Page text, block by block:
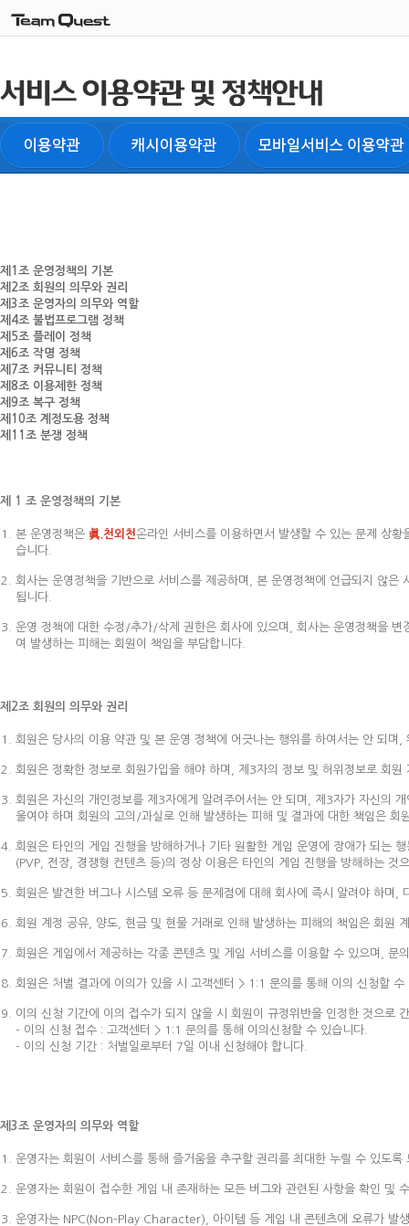
제1조 운영정책의 기본
제2조 회원의 의무와 권리
제3조 운영자의 의무와 역할
제4조 불법프로그램 정책
제5조 플레이 정책
제6조 작명 정책
제7조 커뮤니티 정책
제8조 이용제한 정책
제9조 복구 정책
제10조 계정도용 정책
제11조 분쟁 정책
제 1 조 운영정책의 기본
본 운영정책은 眞.천외천온라인 서비스를 이용하면서 발생할 수 있는 문제 상
습니다.
회사는 운영정책을 기반으로 서비스를 제공하며, 본 운영정책에 언급되지 않
됩니다.
운영 정책에 대한 수정/추가/삭제 권한은 회사에 있으며, 회사는 운영정책을
여 발생하는 피해는 회원이 책임을 부담합니다.
제2조 회원의 의무와 권리
회원은 당사의 이용 약관 및 본 운영 정책에 어긋나는 행위를 하여서는 안 되
회원은 정확한 정보로 회원가입을 해야 하며, 제3자의 정보 및 허위정보로 회
회원은 자신의 개인정보를 제3자에게 알려주어서는 안 되며, 제3자가 자신의
울여야 하며 회원의 고의/과실로 인해 발생하는 피해 및 결과에 대한 책임은 회
회원은 타인의 게임 진행을 방해하거나 기타 원활한 게임 운영에 장애가 되는
(PVP, 전장, 경쟁형 컨텐츠 등)의 정상 이용은 타인의 게임 진행을 방해하는 것
회원은 발견한 버그나 시스템 오류 등 문제점에 대해 회사에 즉시 알려야 하며
회원 계정 공유, 양도, 현금 및 현물 거래로 인해 발생하는 피해의 책임은 회원
회원은 게임에서 제공하는 각종 콘텐츠 및 게임 서비스를 이용할 수 있으며,
회원은 처벌 결과에 이의가 있을 시 고객센터 > 1:1 문의를 통해 이의 신청할 수
이의 신청 기간에 이의 접수가 되지 않을 시 회원이 규정위반을 인정한 것으로
- 이의 신청 접수 : 고객센터 > 1:1 문의를 통해 이의신청할 수 있습니다.
- 이의 신청 기간 : 처벌일로부터 7일 이내 신청해야 합니다.
제3조 운영자의 의무와 역할
운영자는 회원이 서비스를 통해 즐거움을 추구할 권리를 최대한 누릴 수 있도록
운영자는 회원이 접수한 게임 내 존재하는 모든 버그와 관련된 사항을 확인 및
운영자는 NPC(Non-Play Character), 아이템 등 게임 내 콘텐츠에 오류가 발